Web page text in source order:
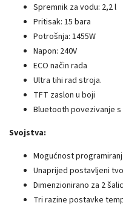
Spremnik za vodu: 2,2 l
Pritisak: 15 bara
Potrošnja: 1455W
Napon: 240V
ECO način rada
Ultra tihi rad stroja.
TFT zaslon u boji
Bluetooth povezivanje s
Svojstva:
Mogućnost
Unaprijed postavljeni
Dimenzionirano za 2
Tri razine postavke